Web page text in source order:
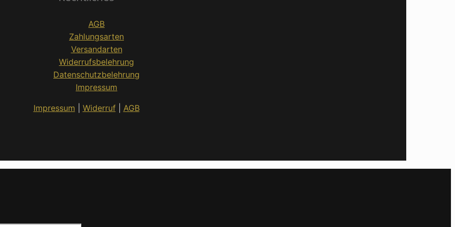
AGB
Zahlungsarten
Versandarten
Widerrufsbelehrung
Datenschutzbelehrung
Impressum
Impressum Widerruf| AGB